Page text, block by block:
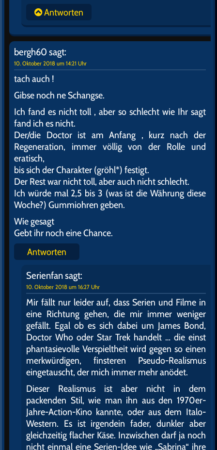
Antworten
bergh60 sagt:
10. Oktober 2018 um 14:21 Uhr
tach auch !
Gibse noch ne Schangse.
Ich fand es nicht toll , aber so schlecht wie Ihr sagt
fand ich es nicht.
Der/die Doctor ist am Anfang , kurz nach der
Regeneration, immer völlig von der Rolle und
eratisch,
bis sich der Charakter (gröhl*) festigt.
Der Rest war nicht toll, aber auch nicht schlecht.
Ich würde mal 2,5 bis 3 (was ist die Währung diese
Woche?) Gummiohren geben.
Wie gesagt
Gebt ihr noch eine Chance.
Antworten
Serienfansagt:
10. Oktober 2018 um 16:27 Uhr
Mir fällt nur leider auf, dass Serien und Filme in
eine Richtung gehen, die mir immer weniger
gefällt. Egal ob es sich dabei um James Bond,
Doctor Who oder Star Trek handelt … die einst
phantasievolle Verspieltheit wird gegen so einen
merkwürdigen, finsteren Pseudo-Realismus
eingetauscht, der mich immer mehr anödet.
Dieser Realismus ist aber nicht in dem
packenden Stil, wie man ihn aus den 1970er-
Jahre-Action-Kino kannte, oder aus dem Italo-
Western. Es ist irgendein fader, dunkler aber
gleichzeitig flacher Käse. Inzwischen darf ja noch
nicht einmal eine Serien-Idee wie „Sabrina“ ihre